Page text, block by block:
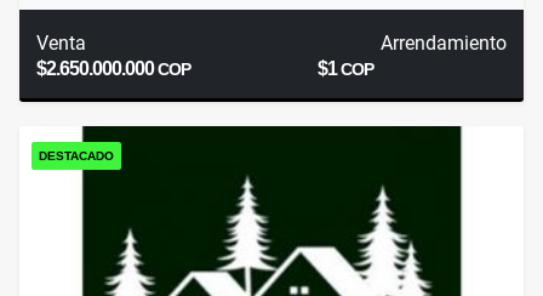
Venta
$2.650.000.000COP
Arrendamiento
$1COP
DESTACADO